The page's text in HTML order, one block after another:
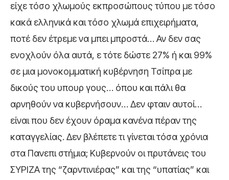
είχε τόσο χλωμούς εκπροσώπους τύπου με τόσο
κακά ελληνικά και τόσο χλωμά επιχειρήματα,
ποτέ δεν έτρεμε να μπει μπροστά… Αν δεν σας
ενοχλούν όλα αυτά, ε τότε δώστε 27% ή και 99%
σε μια μονοκομματική κυβέρνηση Τσίπρα με
δικούς του υπουρ γους… όπου και πάλι θα
αρνηθούν να κυβερνήσουν… Δεν φταιν αυτοί…
είναι που δεν έχουν όραμα κανένα πέραν της
καταγγελίας. Δεν βλέπετε τι γίνεται τόσα χρόνια
στα Πανεπι στήμια; Κυβερνούν οι πρυτάνεις του
ΣΥΡΙΖΑ της “ζαρντινιέρας” και της “υπατίας” και